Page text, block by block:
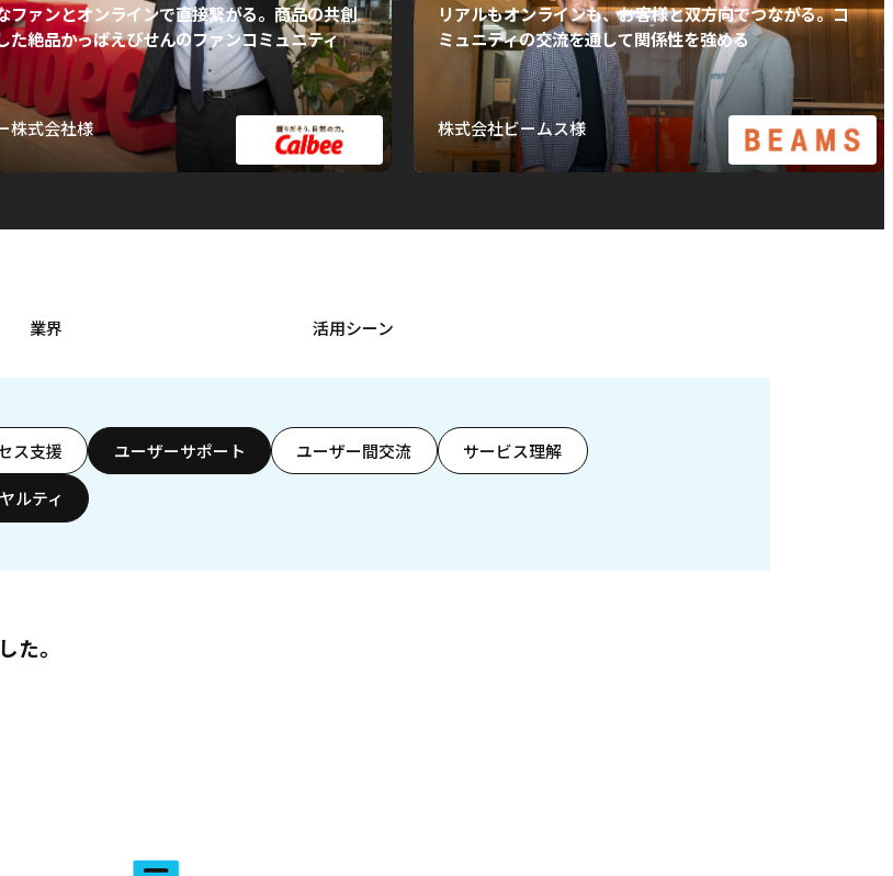
ファンとオンラインで直接繋がる。商品の共創
た絶品かっぱえびせんのファンコミュニティ
株式会社様
リアルもオンラインも、お客様と双方向でつながる。コ
ミュニティの交流を通して関係性を強める
株式会社ビームス様
業界 活用シーン
ス支援 ユーザーサポート ユーザー間交流 サービス理解
ルティ
た。